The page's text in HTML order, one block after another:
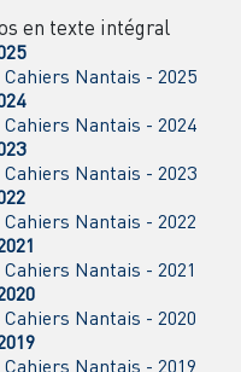
en texte intégral
Cahiers Nantais - 2025
Cahiers Nantais - 2024
Cahiers Nantais - 2023
Cahiers Nantais - 2022
Cahiers Nantais - 2021
Cahiers Nantais - 2020
Cahiers Nantais - 2019